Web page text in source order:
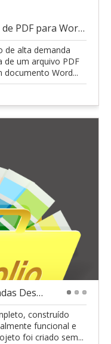
Projeto Destaque  Conversão de PDF para Word (100
de alta demanda
de um arquivo PDF
documento Word...
Projeto Destaque  Site de Vendas Desenvolvido do
construído
funcional e
foi criado sem...